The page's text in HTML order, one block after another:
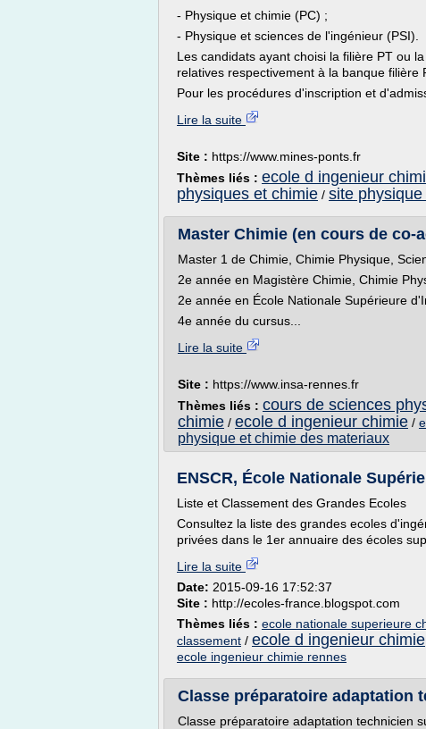
- Physique et chimie (PC) ;
- Physique et sciences de l'ingénieur (PSI).
Les candidats ayant choisi la filière PT ou
relatives respectivement à la banque filière
Pour les procédures d'inscription et
Lire la suite
Site : https://www.mines-ponts.fr
Thèmes liés : ecole d ingenieur
physiques et chimie / site
Master Chimie (en cours de co-
Master 1 de Chimie, Chimie Physique,
2e année en Magistère Chimie, Chimie
2e année en École Nationale Supérieure
4e année du cursus...
Lire la suite
Site : https://www.insa-rennes.fr
Thèmes liés : cours de sciences
chimie / ecole d ingenieur chimie /
physique et chimie des materiaux
ENSCR, École Nationale
Liste et Classement des Grandes Ecoles
Consultez la liste des grandes ecoles
privées dans le 1er annuaire des écoles
Lire la suite
Date: 2015-09-16 17:52:37
Site : http://ecoles-france.blogspot.com
Thèmes liés : ecole nationale superieure
classement / ecole d ingenieur chimie
ecole ingenieur chimie rennes
Classe préparatoire adaptation
Classe préparatoire adaptation technicien